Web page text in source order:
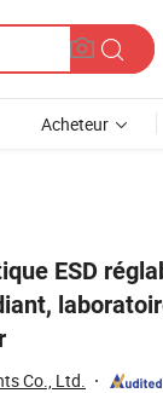
Acheteur
ESD
Co., Ltd.
chaise de bar